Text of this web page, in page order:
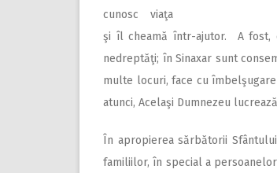
cunosc viaţa
şi îl cheamă într-ajutor. A fost,
nedreptăţi; în Sinaxar sunt
multe locuri, face cu
atunci, Acelaşi Dumnezeu
În apropierea sărbătorii
familiilor, în special a